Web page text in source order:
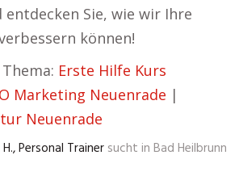
entdecken Sie, wie wir Ihre
können!
Erste Hilfe Kurs
Marketing Neuenrade |
Neuenrade
Personal Trainer sucht in Bad Heilbrunn